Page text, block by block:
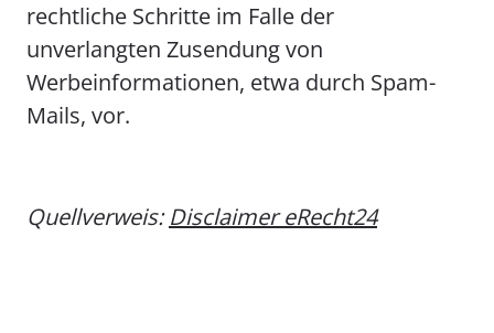
rechtliche Schritte im Falle der
unverlangten Zusendung von
Werbeinformationen, etwa durch Spam-
Mails, vor.
Quellverweis:Disclaimer eRecht24